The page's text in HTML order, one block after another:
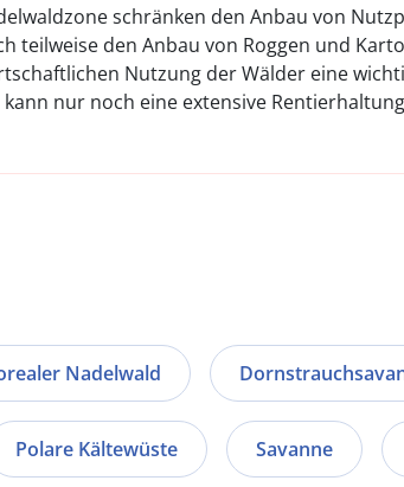
schränken den Anbau von
teilweise den Anbau von Roggen und
Nutzung der Wälder eine
nur noch eine extensive
Nadelwald
Polare Kältewüste Savanne